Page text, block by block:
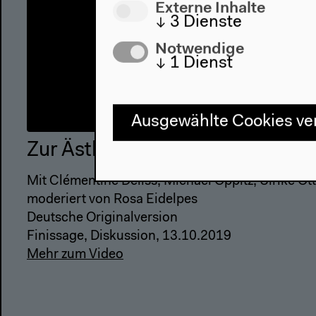
Zur Ästhetik des
Mit Clémentine Déliss, Michael Oppitz, Ulrike
moderiert von Rosa Eidelpes
Deutsche Originalversion
Finissage, Diskussion, 13.10.2019
Mehr zum Video
Externe Inhalte
↓ 3 Dienste
Notwendige
↓ 1 Dienst
Ausgewählte Cookies